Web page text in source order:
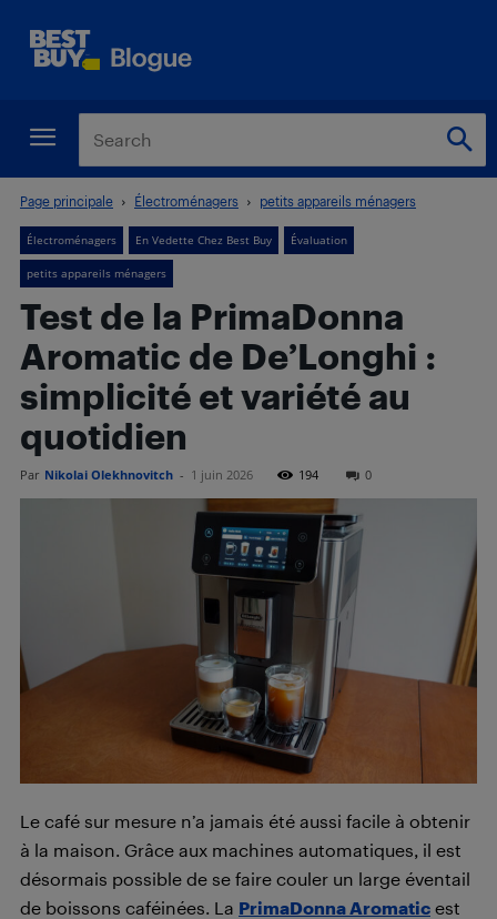
Page principale Électroménagers petits appareils ménagers
Électroménagers En Vedette Chez Best Buy Évaluation
petits appareils ménagers
Test de la PrimaDonna
Aromatic de De’Longhi :
simplicité et variété au
quotidien
Par Nikolai Olekhnovitch - 1 juin 2026 194 0
Le café sur mesure n’a jamais été aussi facile à obtenir
à la maison. Grâce aux machines automatiques, il est
désormais possible de se faire couler un large éventail
de boissons caféinées. La PrimaDonna Aromatic est